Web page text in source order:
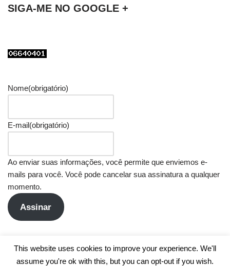
SIGA-ME NO GOOGLE +
Nome(obrigatório)
E-mail(obrigatório)
Ao enviar suas informações, você permite que enviemos e-
mails para você. Você pode cancelar sua assinatura a qualquer
momento.
Assinar
This website uses cookies to improve your experience. We'll
assume you're ok with this, but you can opt-out if you wish.